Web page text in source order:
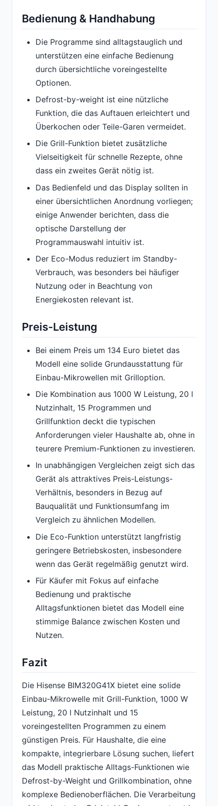
Bedienung & Handhabung
Die Programme sind alltagstauglich und
unterstützen eine einfache Bedienung
durch übersichtliche voreingestellte
Optionen.
Defrost-by-weight ist eine nützliche
Funktion, die das Auftauen erleichtert und
Überkochen oder Teile-Garen vermeidet.
Die Grill-Funktion bietet zusätzliche
Vielseitigkeit für schnelle Rezepte, ohne
dass ein zweites Gerät nötig ist.
Das Bedienfeld und das Display sollten in
einer übersichtlichen Anordnung vorliegen;
einige Anwender berichten, dass die
optische Darstellung der
Programmauswahl intuitiv ist.
Der Eco-Modus reduziert im Standby-
Verbrauch, was besonders bei häufiger
Nutzung oder in Beachtung von
Energiekosten relevant ist.
Preis-Leistung
Bei einem Preis um 134 Euro bietet das
Modell eine solide Grundausstattung für
Einbau-Mikrowellen mit Grilloption.
Die Kombination aus 1000 W Leistung, 20 l
Nutzinhalt, 15 Programmen und
Grillfunktion deckt die typischen
Anforderungen vieler Haushalte ab, ohne in
teurere Premium-Funktionen zu investieren.
In unabhängigen Vergleichen zeigt sich das
Gerät als attraktives Preis-Leistungs-
Verhältnis, besonders in Bezug auf
Bauqualität und Funktionsumfang im
Vergleich zu ähnlichen Modellen.
Die Eco-Funktion unterstützt langfristig
geringere Betriebskosten, insbesondere
wenn das Gerät regelmäßig genutzt wird.
Für Käufer mit Fokus auf einfache
Bedienung und praktische
Alltagsfunktionen bietet das Modell eine
stimmige Balance zwischen Kosten und
Nutzen.
Fazit
Die Hisense BIM320G41X bietet eine solide
Einbau-Mikrowelle mit Grill-Funktion, 1000 W
Leistung, 20 l Nutzinhalt und 15
voreingestellten Programmen zu einem
günstigen Preis. Für Haushalte, die eine
kompakte, integrierbare Lösung suchen, liefert
das Modell praktische Alltags-Funktionen wie
Defrost-by-Weight und Grillkombination, ohne
komplexe Bedienoberflächen. Die Verarbeitung